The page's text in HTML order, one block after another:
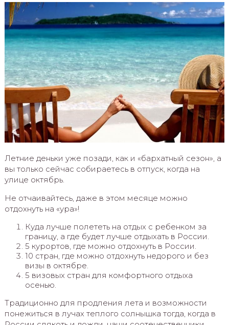
Летние деньки уже позади, как и «бархатный сезон», а
вы только сейчас собираетесь в отпуск, когда на
улице октябрь.
Не отчаивайтесь, даже в этом месяце можно
отдохнуть на «ура»!
Куда лучше полететь на отдых с ребенком за
границу, а где будет лучше отдыхать в России.
5 курортов, где можно отдохнуть в России.
10 стран, где можно отдохнуть недорого и без
визы в октябре.
5 визовых стран для комфортного отдыха
осенью.
Традиционно для продления лета и возможности
понежиться в лучах теплого солнышка тогда, когда в